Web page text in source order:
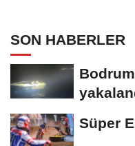
SON HABERLER
Süper